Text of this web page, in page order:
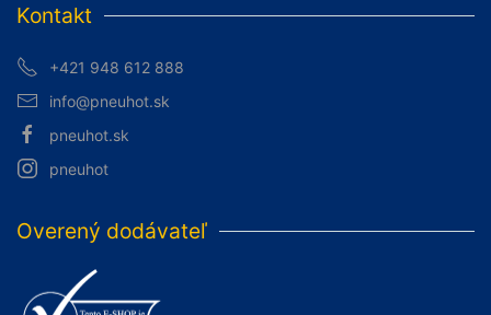
Kontakt
+421 948 612 888
info@pneuhot.sk
pneuhot.sk
pneuhot
Overený dodávateľ